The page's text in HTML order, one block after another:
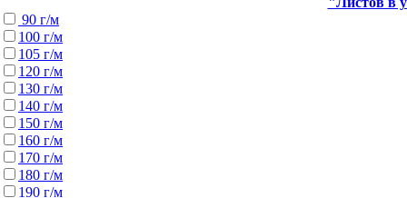
90 г/м
100 г/м
105 г/м
120 г/м
130 г/м
140 г/м
150 г/м
160 г/м
170 г/м
180 г/м
190 г/м